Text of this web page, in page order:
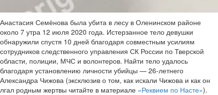
Анастасия Семёнова была убита в лесу в Оленинском районе
около 7 утра 12 июля 2020 года. Истерзанное тело девушки
обнаружили спустя 10 дней благодаря совместным усилиям
сотрудников следственного управления СК России по Тверской
области, полиции, МЧС и волонтеров. Найти тело удалось
благодаря установлению личности убийцы — 26-летнего
Александра Чижова (эксклюзив о том, как искали Чижова и как он
лгал родным жертвы читайте в материале «Реквием по Насте»).